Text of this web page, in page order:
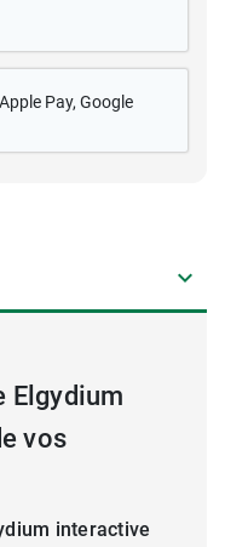
Pay, Google
Elgydium
vos
interactive